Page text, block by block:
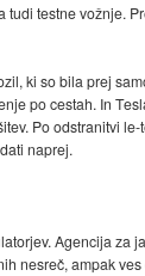
tudi testne vožnje.
ki so bila prej
po cestah. In
Po odstranitvi
naprej.
Agencija
nesreč, ampak